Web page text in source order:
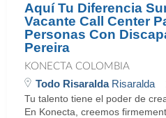
Aquí Tu Diferencia
Vacante Call Center
Personas Con
Pereira
KONECTA COLOMBIA
Todo RisaraldaRisaralda
Tu talento tiene el poder de
En Konecta, creemos